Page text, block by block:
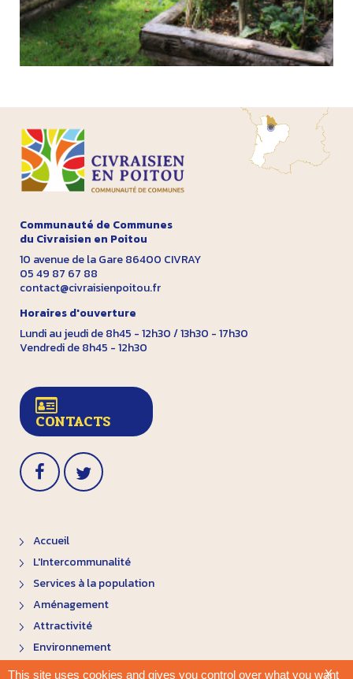
Communauté de Communes
du Civraisien en Poitou
10 avenue de la Gare 86400 CIVRAY
05 49 87 67 88
contact@civraisienpoitou.fr
Horaires d'ouverture
Lundi au jeudi de 8h45 - 12h30 / 13h30 - 17h30
Vendredi de 8h45 - 12h30
CONTACTS
Accueil
L'Intercommunalité
Services à la population
Aménagement
Attractivité
Environnement
X
This site uses cookies and gives you control over what you want